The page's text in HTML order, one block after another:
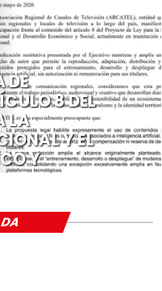
DE
8 DEL
LA
Y EL
Y